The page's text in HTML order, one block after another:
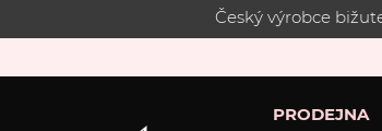
Český výrobce
PRODEJNA